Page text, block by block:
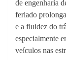
de engenharia
feriado
e a fluidez do
especialmente
veículos nas